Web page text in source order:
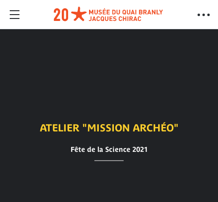
ATELIER "MISSION ARCHÉO"
Fête de la Science 2021